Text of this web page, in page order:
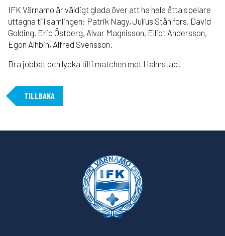
IFK Värnamo är väldigt glada över att ha hela åtta spelare
uttagna till samlingen: Patrik Nagy, Julius Ståhlfors, David
Golding, Eric Östberg, Alvar Magnisson, Elliot Andersson,
Egon Alhbin, Alfred Svensson.
Bra jobbat och lycka till i matchen mot Halmstad!
TILLBAKA